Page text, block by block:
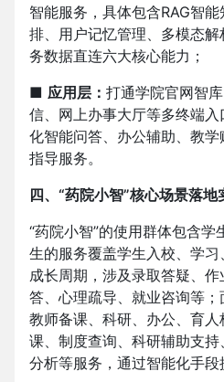
智能服务，具体包含RAG智
排、用户记忆管理、多模态
务数据直连六大核心能力；
■ 应用层： 打通学院官网智
信、网上办事大厅等多终端
化智能问答、办公辅助、教
指导服务。
四、“药院小智”核心场景落地
“药院小智”的使用群体包含
生的服务覆盖学生入校、学
成长周期，涉及录取答疑、
答、心理疏导、就业咨询等
教师备课、科研、办公、育
课、制度查询、科研辅助支
分析等服务，通过智能化手段